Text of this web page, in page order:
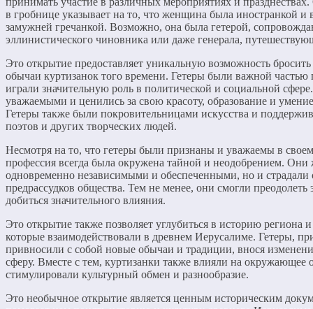
в гробнице указывает на то, что женщина была иностранкой и
замужней гречанкой. Возможно, она была гетерой,
эллинистического чиновника или даже генерала,
Это открытие предоставляет уникальную возможность
обычаи куртизанок того времени. Гетеры были важной частью
играли значительную роль в политической и социальной
уважаемыми и ценились за свою красоту, образование и
Гетеры также были покровительницами искусства и
поэтов и других творческих людей.
Несмотря на то, что гетеры были признаны и уважаемы в
профессия всегда была окружена тайной и неодобрением.
одновременно независимыми и обеспеченными, но и страдали
предрассудков общества. Тем не менее, они смогли преодолеть
добиться значительного влияния.
Это открытие также позволяет углубиться в историю региона
которые взаимодействовали в древнем Иерусалиме. Гетеры,
привносили с собой новые обычаи и традиции, внося
сферу. Вместе с тем, куртизанки также влияли на окружающее
стимулировали культурный обмен и разнообразие.
Это необычное открытие является ценным историческим